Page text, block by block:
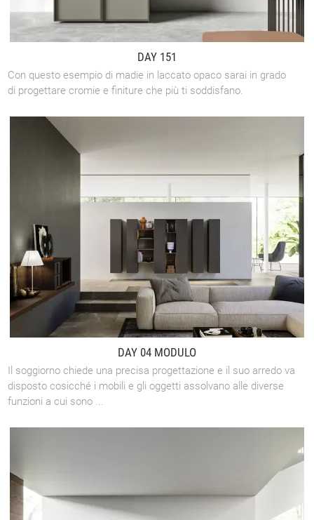
DAY 151
Con questo esempio di madie in laccato opaco sarai in grado
di progettare cromie e finiture che più ti soddisfano.
DAY 04 MODULO
Il soggiorno chiede una precisa progettazione e il suo arredo va
disposto cosicché i mobili e gli oggetti assolvano alle diverse
funzioni a cui sono ...